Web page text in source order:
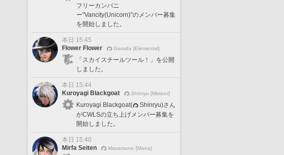
フリーカンパニ
ー"Vancity(Unicorn)"のメンバー募集
を開始しました。
本日 15:45
Flower Flower
Garuda [Elemental]
「スカイスチールツール！」を公開
しました。
本日 15:44
Kuroyagi Blackgoat
Shinryu [Meteor]
Kuroyagi Blackgoat(
Shinryu)さん
がCWLSの立ち上げメンバー募集を
開始しました。
本日 15:40
Mirfa Seiten
Masamune [Mana]